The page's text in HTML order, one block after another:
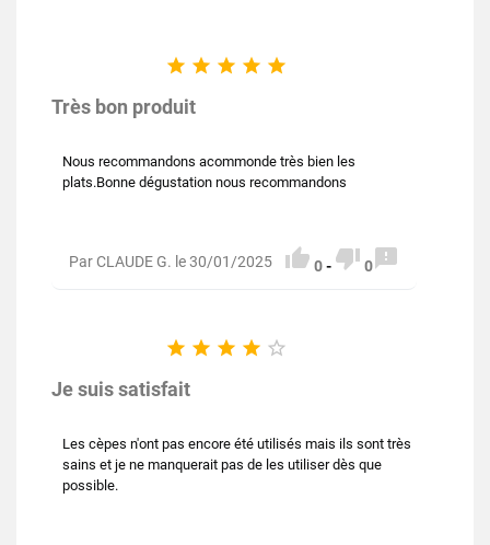
    
Très bon produit
Nous recommandons acommonde très bien les
plats.Bonne dégustation nous recommandons
Par CLAUDE G. le 30/01/2025  0-  0 
    
Je suis satisfait
Les cèpes n'ont pas encore été utilisés mais ils sont très
sains et je ne manquerait pas de les utiliser dès que
possible.